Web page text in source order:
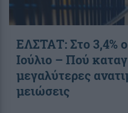
ΕΛΣΤΑΤ: Στο 3,4%
Ιούλιο – Πού
μεγαλύτερες
μειώσεις